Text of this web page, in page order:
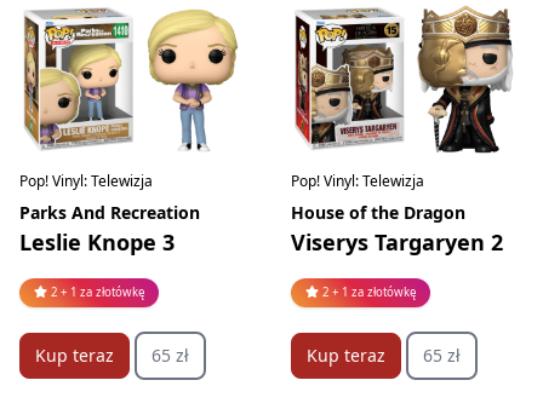
Pop! Vinyl: Telewizja
Parks And Recreation
Leslie Knope 3
2 + 1 za złotówkę
Kup teraz 65 zł
Pop! Vinyl: Telewizja
House of the Dragon
Viserys Targaryen 2
2 + 1 za złotówkę
Kup teraz 65 zł